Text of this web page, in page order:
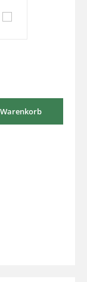
die Schaltflächen um